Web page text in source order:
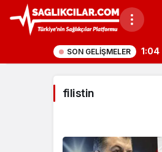
SON GELIŞMELER 1:04
filistin